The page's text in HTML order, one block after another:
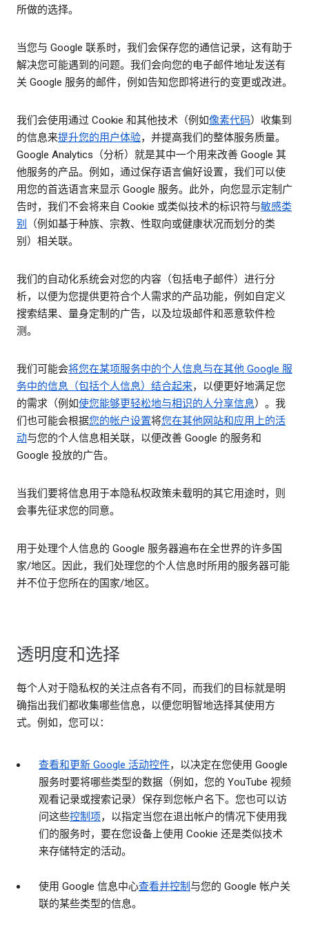
所做的选择。
当您与 Google 联系时，我们会保存您的通信记录，这有助于
解决您可能遇到的问题。我们会向您的电子邮件地址发送有
关 Google 服务的邮件，例如告知您即将进行的变更或改进。
我们会使用通过 Cookie 和其他技术（例如像素代码）收集到
的信息来提升您的用户体验，并提高我们的整体服务质量。
Google Analytics（分析）就是其中一个用来改善 Google 其
他服务的产品。例如，通过保存语言偏好设置，我们可以使
用您的首选语言来显示 Google 服务。此外，向您显示定制广
告时，我们不会将来自 Cookie 或类似技术的标识符与敏感类
别
（例如基于种族、宗教、性取向或健康状况而划分的类
别）相关联。
我们的自动化系统会对您的内容（包括电子邮件）进行分
析，以便为您提供更符合个人需求的产品功能，例如自定义
搜索结果、量身定制的广告，以及垃圾邮件和恶意软件检
测。
我们可能会将您在某项服务中的个人信息与在其他 Google 服
务中的信息（包括个人信息）结合起来，以便更好地满足您
的需求（例如使您能够更轻松地与相识的人分享信息）。我
们也可能会根据您的帐户设置将您在其他网站和应用上的活
动与您的个人信息相关联，以便改善 Google 的服务和
Google 投放的广告。
当我们要将信息用于本隐私权政策未载明的其它用途时，则
会事先征求您的同意。
用于处理个人信息的 Google 服务器遍布在全世界的许多国
家/地区。因此，我们处理您的个人信息时所用的服务器可能
并不位于您所在的国家/地区。
透明度和选择
每个人对于隐私权的关注点各有不同，而我们的目标就是明
确指出我们都收集哪些信息，以便您明智地选择其使用方
式。例如，您可以：
查看和更新 Google 活动控件，以决定在您使用 Google
服务时要将哪些类型的数据（例如，您的 YouTube 视频
观看记录或搜索记录）保存到您帐户名下。您也可以访
问这些控制项，以指定当您在退出帐户的情况下使用我
们的服务时，要在您设备上使用 Cookie 还是类似技术
来存储特定的活动。
使用 Google 信息中心查看并控制与您的 Google 帐户关
联的某些类型的信息。